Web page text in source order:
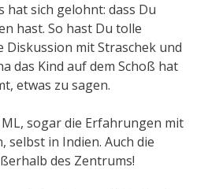
hat sich gelohnt: dass Du
hast. So hast Du tolle
Diskussion mit Straschek und
das Kind auf dem Schoß hat
etwas zu sagen.
sogar die Erfahrungen mit
selbst in Indien. Auch die
des Zentrums!